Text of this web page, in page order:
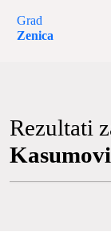
Grad
Zenica
Rezultati